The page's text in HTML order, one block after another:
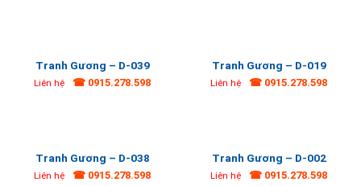
Tranh Gương – D-039
Liên hệ ☎ 0915.278.598
Tranh Gương – D-019
Liên hệ ☎ 0915.278.598
Tranh Gương – D-038
Liên hệ ☎ 0915.278.598
Tranh Gương – D-002
Liên hệ ☎ 0915.278.598